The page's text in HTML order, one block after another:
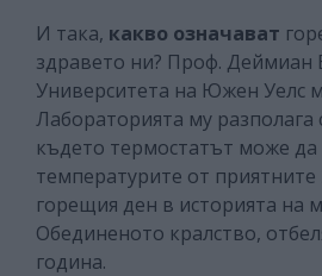
И така, какво означават
здравето ни? Проф. Деймиан
Университета на Южен Уелс
Лабораторията му разполага
където термостатът може да
температурите от приятните
горещия ден в историята на
Обединеното кралство,
година.